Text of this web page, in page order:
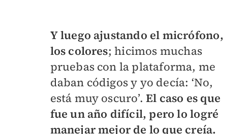
Y luego ajustando el micrófono,
los colores; hicimos muchas
pruebas con la plataforma, me
daban códigos y yo decía: ‘No,
está muy oscuro’.El caso es que
fue un año difícil, pero lo logré
manejar mejor de lo que creía.